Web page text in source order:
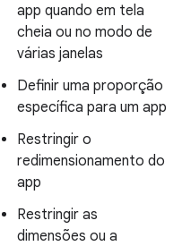
app quando em tela
cheia ou no modo de
várias janelas
Definir uma proporção
específica para um app
Restringir o
redimensionamento do
app
Restringir as
dimensões ou a